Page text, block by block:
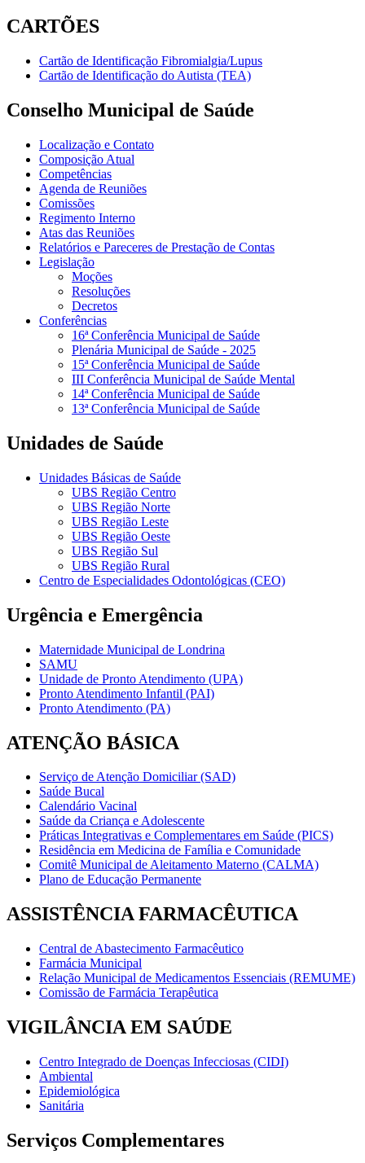
CARTÕES
Cartão de Identificação Fibromialgia/Lupus
Cartão de Identificação do Autista (TEA)
Conselho Municipal de Saúde
Localização e Contato
Composição Atual
Competências
Agenda de Reuniões
Comissões
Regimento Interno
Atas das Reuniões
Relatórios e Pareceres de Prestação de Contas
Legislação
Moções
Resoluções
Decretos
Conferências
16ª Conferência Municipal de Saúde
Plenária Municipal de Saúde - 2025
15ª Conferência Municipal de Saúde
III Conferência Municipal de Saúde Mental
14ª Conferência Municipal de Saúde
13ª Conferência Municipal de Saúde
Unidades de Saúde
Unidades Básicas de Saúde
UBS Região Centro
UBS Região Norte
UBS Região Leste
UBS Região Oeste
UBS Região Sul
UBS Região Rural
Centro de Especialidades Odontológicas (CEO)
Urgência e Emergência
Maternidade Municipal de Londrina
SAMU
Unidade de Pronto Atendimento (UPA)
Pronto Atendimento Infantil (PAI)
Pronto Atendimento (PA)
ATENÇÃO BÁSICA
Serviço de Atenção Domiciliar (SAD)
Saúde Bucal
Calendário Vacinal
Saúde da Criança e Adolescente
Práticas Integrativas e Complementares em Saúde (PICS)
Residência em Medicina de Família e Comunidade
Comitê Municipal de Aleitamento Materno (CALMA)
Plano de Educação Permanente
ASSISTÊNCIA FARMACÊUTICA
Central de Abastecimento Farmacêutico
Farmácia Municipal
Relação Municipal de Medicamentos Essenciais (REMUME)
Comissão de Farmácia Terapêutica
VIGILÂNCIA EM SAÚDE
Centro Integrado de Doenças Infecciosas (CIDI)
Ambiental
Epidemiológica
Sanitária
Serviços Complementares